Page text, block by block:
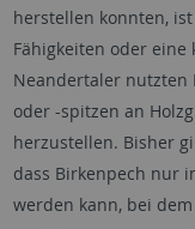
herstellen konnten,
Fähigkeiten oder
Neandertaler nutzten
oder -spitzen an
herzustellen. Bisher
dass Birkenpech nur
werden kann, bei